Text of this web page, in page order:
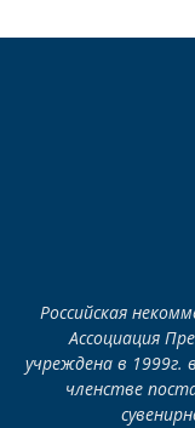
Российская
Ассоциация
учреждена в 1999г.
членстве